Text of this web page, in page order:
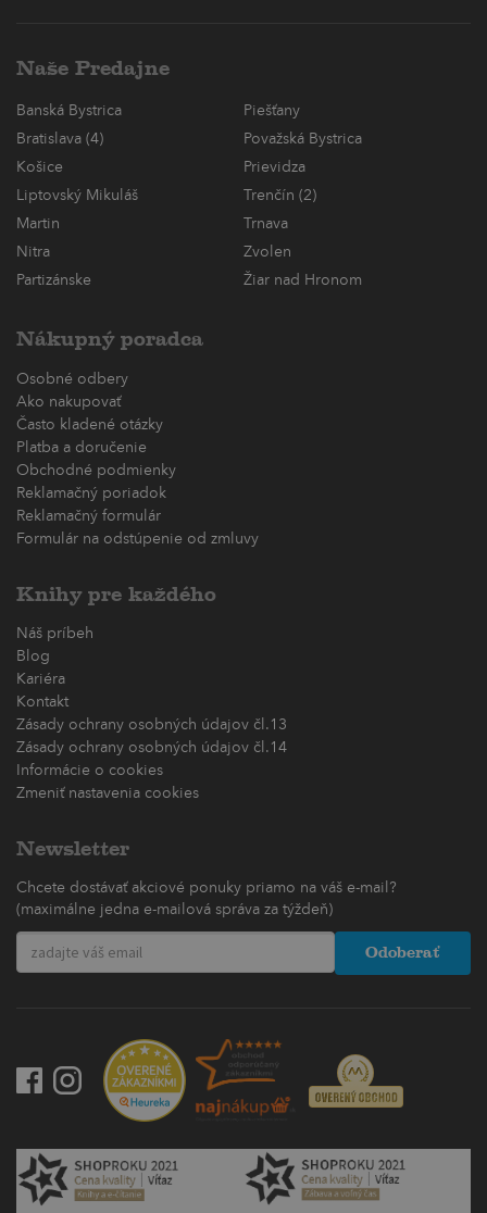
Naše Predajne
Banská Bystrica
Piešťany
Bratislava (4)
Považská Bystrica
Košice
Prievidza
Liptovský Mikuláš
Trenčín (2)
Martin
Trnava
Nitra
Zvolen
Partizánske
Žiar nad Hronom
Nákupný poradca
Osobné odbery
Ako nakupovať
Často kladené otázky
Platba a doručenie
Obchodné podmienky
Reklamačný poriadok
Reklamačný formulár
Formulár na odstúpenie od zmluvy
Knihy pre každého
Náš príbeh
Blog
Kariéra
Kontakt
Zásady ochrany osobných údajov čl.13
Zásady ochrany osobných údajov čl.14
Informácie o cookies
Zmeniť nastavenia cookies
Newsletter
Chcete dostávať akciové ponuky priamo na váš e-mail?
(maximálne jedna e-mailová správa za týždeň)
Odoberať